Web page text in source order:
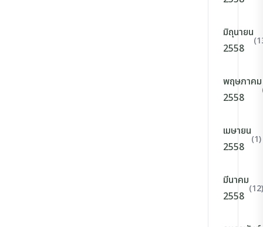
มิถุนายน
2558
พฤษภาคม
2558
เมษายน
2558
(1)
มีนาคม
2558
(12)